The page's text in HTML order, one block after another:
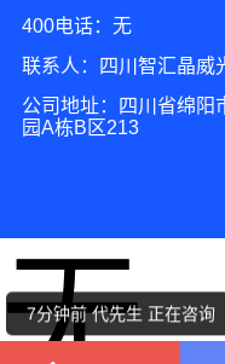
400电话：无
联系人：四川智汇晶威
公司地址：四川省绵阳
园A栋B区213
5分钟前 周先生 正在咨询
7分钟前 代先生 正在咨询
无